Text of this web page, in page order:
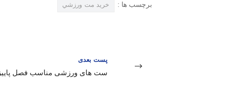
برچسب ها : خريد مت ورزشي
پست بعدی
ست های ورزشی مناسب فصل پاییز